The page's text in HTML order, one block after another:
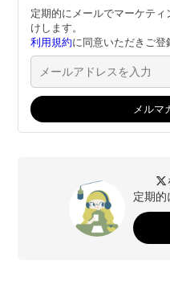
定期的にメールでマーケテ
けします。
利用規約に同意いただきご登
定期的